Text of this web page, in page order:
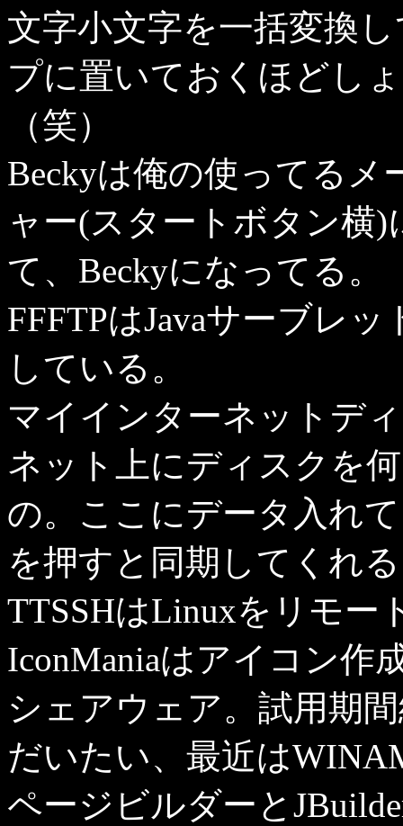
文字小文字を一括変換
プに置いておくほどし
（笑）
Beckyは俺の使ってる
ャー(スタートボタン横)
て、Beckyになってる。
FFFTPはJavaサーブレ
している。
マイインターネットデ
ネット上にディスクを
の。ここにデータ入れ
を押すと同期してくれ
TTSSHはLinuxをリモー
IconManiaはアイコン作
シェアウェア。試用期
だいたい、最近は
ページビルダーと